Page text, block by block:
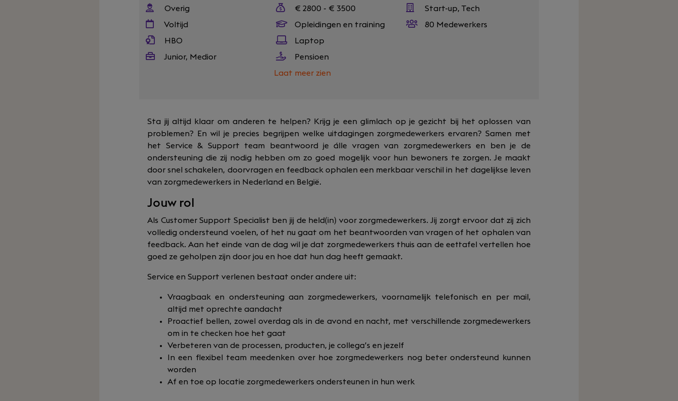
Overig
Voltijd
HBO
Junior, Medior
€ 2800 - € 3500
Opleidingen en training
Laptop
Pensioen
Laat meer zien
Start-up, Tech
80 Medewerkers
Sta jij altijd klaar om anderen te helpen? Krijg je een glimlach op je gezicht bij het oplossen van
problemen? En wil je precies begrijpen welke uitdagingen zorgmedewerkers ervaren? Samen met
het Service & Support team beantwoord je álle vragen van zorgmedewerkers en ben je de
ondersteuning die zij nodig hebben om zo goed mogelijk voor hun bewoners te zorgen. Je maakt
door snel schakelen, doorvragen en feedback ophalen een merkbaar verschil in het dagelijkse leven
van zorgmedewerkers in Nederland en België.
Jouw rol
Als Customer Support Specialist ben jij de held(in) voor zorgmedewerkers. Jij zorgt ervoor dat zij zich
volledig ondersteund voelen, of het nu gaat om het beantwoorden van vragen of het ophalen van
feedback. Aan het einde van de dag wil je dat zorgmedewerkers thuis aan de eettafel vertellen hoe
goed ze geholpen zijn door jou en hoe dat hun dag heeft gemaakt.
Service en Support verlenen bestaat onder andere uit:
Vraagbaak en ondersteuning aan zorgmedewerkers, voornamelijk telefonisch en per mail,
altijd met oprechte aandacht
Proactief bellen, zowel overdag als in de avond en nacht, met verschillende zorgmedewerkers
om in te checken hoe het gaat
Verbeteren van de processen, producten, je collega’s en jezelf
In een flexibel team meedenken over hoe zorgmedewerkers nog beter ondersteund kunnen
worden
Af en toe op locatie zorgmedewerkers ondersteunen in hun werk